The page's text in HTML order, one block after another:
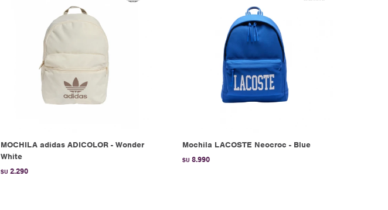
MOCHILA adidas ADICOLOR - Wonder
White
$U 2.290
Mochila LACOSTE Neocroc - Blue
$U 8.990